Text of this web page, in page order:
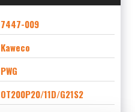
7447-009
Kaweco
PWG
OT200P20/11D/G21S2